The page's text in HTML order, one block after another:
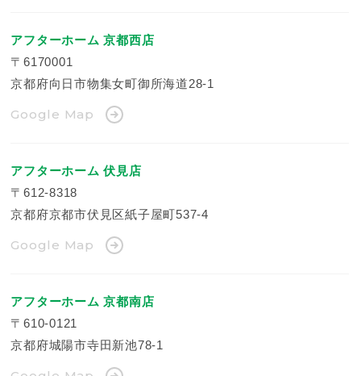
アフターホーム 京都西店
〒6170001
京都府向日市物集女町御所海道28-1
Google Map
アフターホーム 伏見店
〒612-8318
京都府京都市伏見区紙子屋町537-4
Google Map
アフターホーム 京都南店
〒610-0121
京都府城陽市寺田新池78-1